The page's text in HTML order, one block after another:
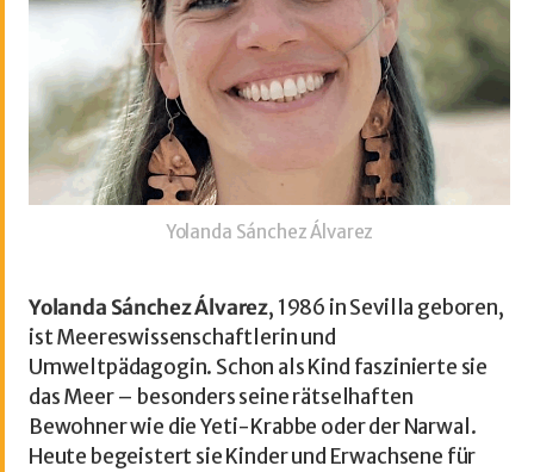
Yolanda Sánchez Álvarez
Yolanda Sánchez Álvarez, 1986 in Sevilla geboren,
ist Meereswissenschaftlerin und
Umweltpädagogin. Schon als Kind faszinierte sie
das Meer – besonders seine rätselhaften
Bewohner wie die Yeti-Krabbe oder der Narwal.
Heute begeistert sie Kinder und Erwachsene für